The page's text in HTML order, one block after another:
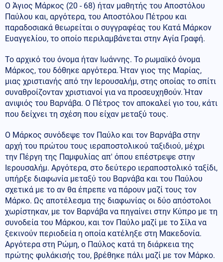
Ο Άγιος Μάρκος (20 - 68) ήταν μαθητής του Αποστόλου
Παύλου και, αργότερα, του Αποστόλου Πέτρου και
παραδοσιακά θεωρείται ο συγγραφέας του Κατά Μάρκον
Ευαγγελίου, το οποίο περιλαμβάνεται στην Αγία Γραφή.
Το αρχικό του όνομα ήταν Ιωάννης. Το ρωμαϊκό όνομα
Μάρκος, του δόθηκε αργότερα. Ήταν γιος της Μαρίας,
μιας χριστιανής από την Ιερουσαλήμ, στης οποίας το σπίτι
συναθροίζονταν χριστιανοί για να προσευχηθούν. Ήταν
ανιψιός του Βαρνάβα. Ο Πέτρος τον αποκαλεί γιο του, κάτι
που δείχνει τη σχέση που είχαν μεταξύ τους.
Ο Μάρκος συνόδεψε τον Παύλο και τον Βαρνάβα στην
αρχή του πρώτου τους ιεραποστολικού ταξιδιού, μέχρι
την Πέργη της Παμφυλίας απ' όπου επέστρεψε στην
Ιερουσαλήμ. Αργότερα, στο δεύτερο ιεραποστολικό ταξίδι,
υπήρξε διαφωνία μεταξύ του Βαρνάβα και του Παύλου
σχετικά με το αν θα έπρεπε να πάρουν μαζί τους τον
Μάρκο. Ως αποτέλεσμα της διαφωνίας οι δύο απόστολοι
χωρίστηκαν, με τον Βαρνάβα να πηγαίνει στην Κύπρο με τη
συνοδεία του Μάρκου, και τον Παύλο μαζί με το Σίλα να
ξεκινούν περιοδεία η οποία κατέληξε στη Μακεδονία.
Αργότερα στη Ρώμη, ο Παύλος κατά τη διάρκεια της
πρώτης φυλάκισής του, βρέθηκε πάλι μαζί με τον Μάρκο.